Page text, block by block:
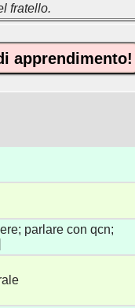
fratello.
apprendimento!
parlare con qcn;